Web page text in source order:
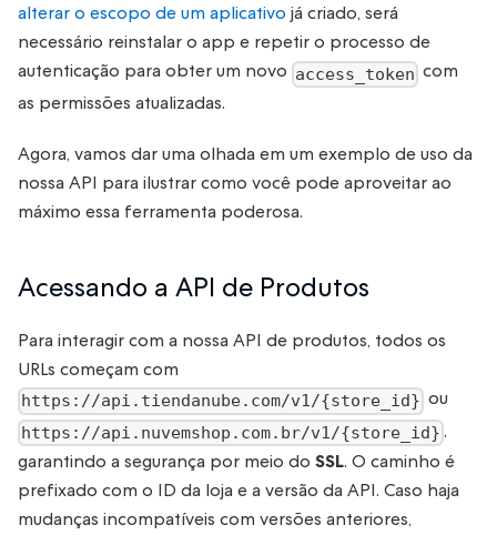
alterar o escopo de um aplicativo já criado, será
necessário reinstalar o app e repetir o processo de
autenticação para obter um novo access_token com
as permissões atualizadas.
Agora, vamos dar uma olhada em um exemplo de uso da
nossa API para ilustrar como você pode aproveitar ao
máximo essa ferramenta poderosa.
Acessando a API de Produtos
Para interagir com a nossa API de produtos, todos os
URLs começam com
https://api.tiendanube.com/v1/{store_id} ou
https://api.nuvemshop.com.br/v1/{store_id} ,
garantindo a segurança por meio do SSL. O caminho é
prefixado com o ID da loja e a versão da API. Caso haja
mudanças incompatíveis com versões anteriores,